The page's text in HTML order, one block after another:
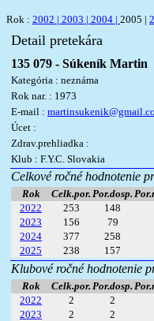
Rok : 2002 | 2003 | 2004 | 2005 |
Detail pretekára
135 079 - Súkeník Martin
Kategória : neznáma
Rok nar. : 1973
E-mail :
Úcet :
Zdrav.prehliadka :
Klub : F.Y.C. Slovakia
Celkové ročné hodnotenie
Rok Celk.por. Por.dosp.
2022
253 148
2023
156 79
2024
377 258
2025
238 157
Klubové ročné hodnotenie
Rok Celk.por. Por.dosp.
2022
2 2
2023
2 2